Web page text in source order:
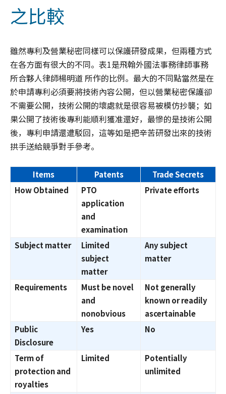
之比較
雖然專利及營業秘密同樣可以保護研發成果，但兩種方式
在各方面有很大的不同。表1是飛翰外國法事務律師事務
所合夥人律師楊明道 所作的比例。最大的不同點當然是在
於申請專利必須要將技術內容公開，但以營業秘密保護卻
不需要公開，技術公開的壞處就是很容易被模仿抄襲；如
果公開了技術後專利能順利獲准還好，最慘的是技術公開
後，專利申請還遭駁回，這等如是把辛苦研發出來的技術
拱手送給競爭對手參考。
Items Patents
Trade Secrets
How Obtained
PTO
application
and
examination
Private efforts
Subject matter
Limited
subject
matter
Any subject
matter
Requirements
Must be novel
and
nonobvious
Not generally
known or readily
ascertainable
Public
Disclosure
Yes No
Term of
protection and
royalties
Limited
Potentially
unlimited